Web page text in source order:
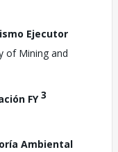
Ejecutor
of Mining and
FY3
Ambiental